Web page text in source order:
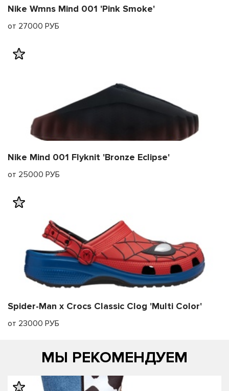
Nike Wmns Mind 001 'Pink Smoke'
от 27000 РУБ
Nike Mind 001 Flyknit 'Bronze Eclipse'
от 25000 РУБ
Spider-Man x Crocs Classic Clog 'Multi Color'
от 23000 РУБ
МЫ РЕКОМЕНДУЕМ